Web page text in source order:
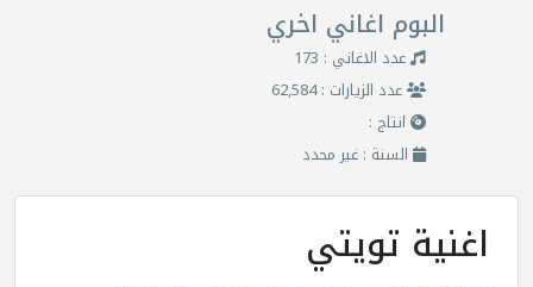
البوم اغاني اخري
عدد الاغاني : 173
عدد الزيارات : 62,584
انتاج :
السنة : غير محدد
اغنية تويتي